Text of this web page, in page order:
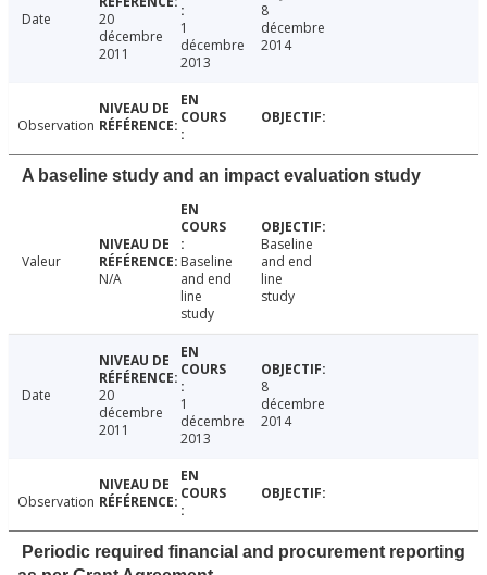
Date
20
décembre
2011
1
décembre
2013
8
décembre
2014
Observation
A baseline study and an impact evaluation study
Valeur
N/A
Baseline
and end
line
study
Baseline
and end
line
study
Date
20
décembre
2011
1
décembre
2013
8
décembre
2014
Observation
Periodic required financial and procurement reporting